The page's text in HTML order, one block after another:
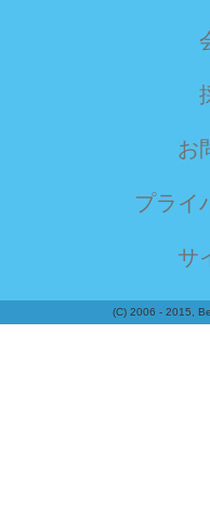
お
プライ
サ
(C) 2006 - 2015,